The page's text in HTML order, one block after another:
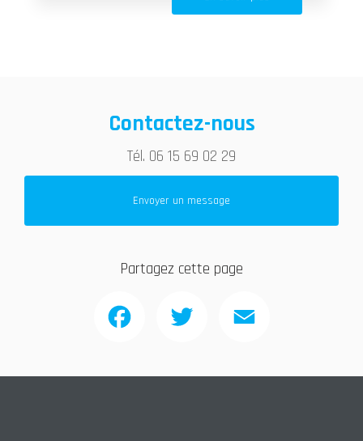
Contactez-nous
Tél. 06 15 69 02 29
Envoyer un message
Partagez cette page